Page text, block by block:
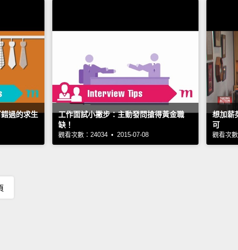
過的求生
工作面試小撇步：主動發問搶得黃金職
缺！
觀看次數：24034 • 2015-07-08
想加薪
可
觀看次